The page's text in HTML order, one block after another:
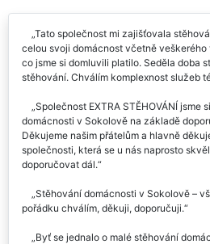
Recenze našich služeb
Tato společnost mi zajišťovala
celou svoji domácnost včetně veškerého
co jsme si domluvili platilo. Seděla doba
Společnost EXTRA STĚHOVÁNÍ jsme
domácnosti v Sokolově na základě
Děkujeme našim přátelům a hlavně
společnosti, která se u nás naprosto
Stěhování domácnosti v Sokolově –